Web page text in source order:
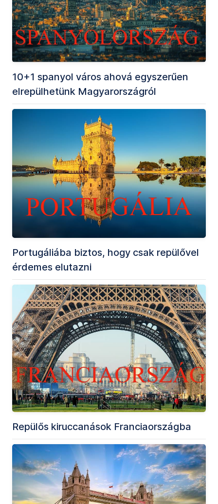
10+1 spanyol város ahová egyszerűen
elrepülhetünk Magyarországról
Portugáliába biztos, hogy csak repülővel
érdemes elutazni
Repülős kiruccanások Franciaországba